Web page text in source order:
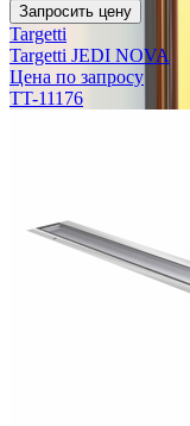
Запросить цену
Targetti
Targetti JEDI NOVA
Цена по запросу
TT-11176